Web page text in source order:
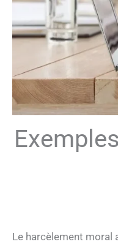
Le harcèlement moral